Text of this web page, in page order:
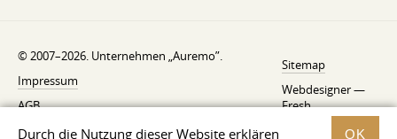
Durch die Nutzung dieser Website erklären OK
© 2007–2026. Unternehmen „Auremo”.
Impressum
AGB
Widerrufsbelehrung
Sitemap
Webdesigner —
Fresh